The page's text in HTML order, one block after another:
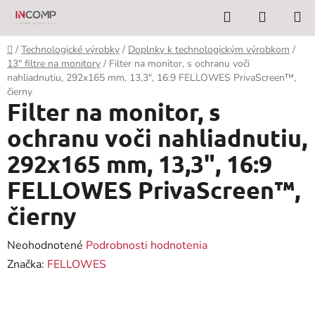
Prejsť
obsah
Hľadať
KOŠÍK
Domov
/ Technologické výrobky / Doplnky k technologickým výrobkom /
13" filtre na monitory / Filter na monitor, s ochranu voči
nahliadnutiu, 292x165 mm, 13,3", 16:9 FELLOWES PrivaScreen™,
čierny
Filter na monitor, s
ochranu voči nahliadnutiu,
292x165 mm, 13,3", 16:9
FELLOWES PrivaScreen™,
čierny
Priemerné
hodnotenie
Neohodnotené Podrobnosti hodnotenia
Značka: FELLOWES